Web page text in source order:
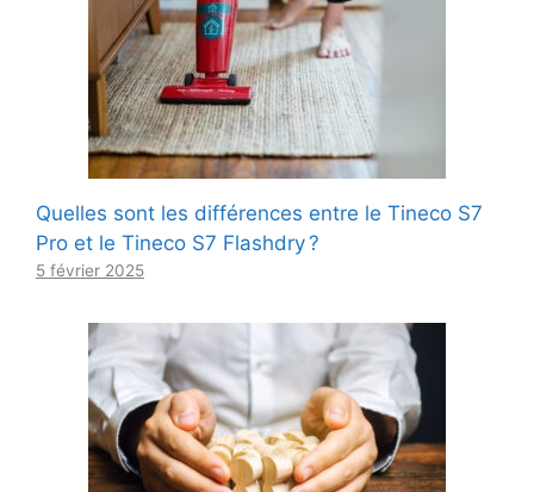
Quelles sont les différences entre le Tineco S7
Pro et le Tineco S7 Flashdry ?
5 février 2025